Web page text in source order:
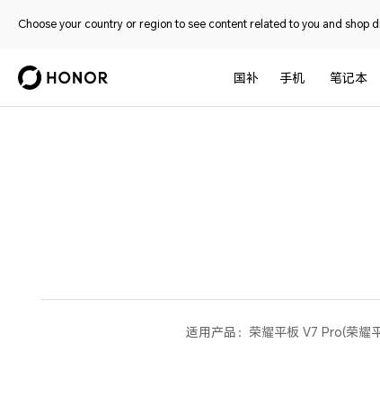
Choose your country or region to see content related to you and shop
国补 手机 笔记本
适用产品：